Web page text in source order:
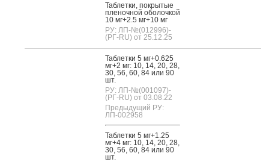
Таб­летки, пок­ры­тые
пле­ноч­ной обо­лоч­кой
10 мг+2.5 мг+10 мг
РУ: ЛП-№(012996)-
(РГ-RU) от 25.12.25
Таб­летки 5 мг+0.625
мг+2 мг: 10, 14, 20, 28,
30, 56, 60, 84 или 90
шт.
РУ: ЛП-№(001097)-
(РГ-RU) от 03.08.22
Предыдущий РУ:
ЛП-002958
Таб­летки 5 мг+1.25
мг+4 мг: 10, 14, 20, 28,
30, 56, 60, 84 или 90
шт.